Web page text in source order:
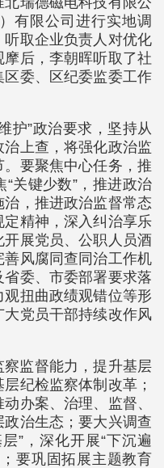
有限公司进行实地调
取企业负责人对优化
后，李朝晖听取了社
区委、区纪委监委工作
护”政治要求，坚持从
上查，将强化政治监
要聚焦中心任务，推
关键少数”，推进政治
，推进政治监督常态
精神，深入纠治享乐
展党员、公职人员酒
风腐同查同治工作机
委、市委部署要求落
扭曲政绩观错位等形
党员干部持续改作风
监督能力，提升基层
纪检监察体制改革；
办案、治理、监督、
治生态；要大兴调查
”，深化开展“下沉遍
要巩固拓展主题教育